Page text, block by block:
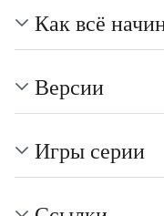
Как всё
Версии
Игры серии